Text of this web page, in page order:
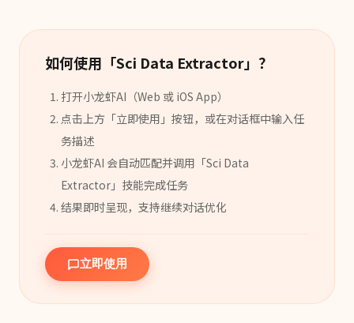
如何使用「Sci Data Extractor」？
打开小龙虾AI（Web 或 iOS App）
点击上方「立即使用」按钮，或在对话框中输入任
务描述
小龙虾AI 会自动匹配并调用「Sci Data
Extractor 」 技能完成任务
结果即时呈现，支持继续对话优化
立即使用